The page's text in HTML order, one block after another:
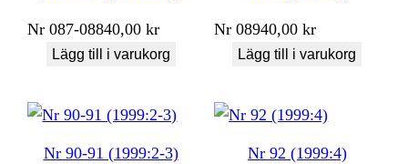
Nr 087-08840,00kr
Lägg till i varukorg
Nr 08940,00kr
Lägg till i varukorg
Nr 90-91 (1999:2-3) Nr 92 (1999:4)